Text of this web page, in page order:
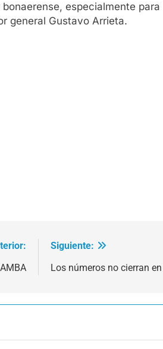
especialmente
general Gustavo Arrieta.
Siguiente:
Los números no cierran